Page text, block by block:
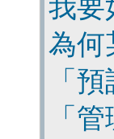
我要
為何
「
「